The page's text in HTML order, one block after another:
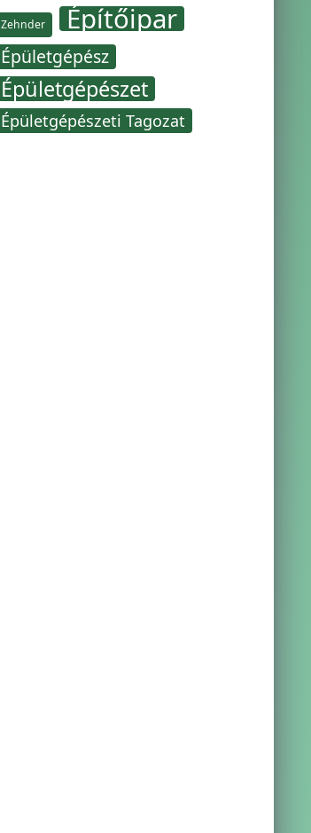
Zehnder Építőipar
Épületgépész
Épületgépészet
Épületgépészeti Tagozat